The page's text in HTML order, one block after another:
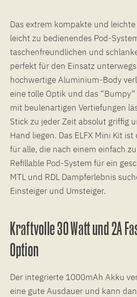
Das extrem kompakte und leichte
leicht zu bedienendes Pod-
taschenfreundlichen und
perfekt für den Einsatz
hochwertige Aluminium-Body
eine tolle Optik und das
mit beulenartigen Vertiefungen
Stick zu jeder Zeit absolut griffig
Hand liegen. Das ELFX Mini Kit
für alle, die nach einem einfach
Refillable Pod-System für ein
MTL und RDL Dampferlebnis
Einsteiger und Umsteiger.
Kraftvolle 30 Watt und 2A
Option
Der integrierte 1000mAh Akku
eine gute Ausdauer und kann